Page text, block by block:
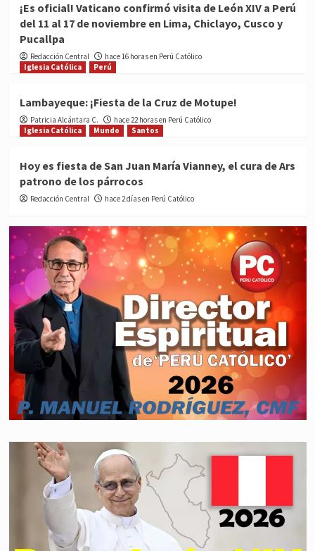
¡Es oficial! Vaticano confirmó visita de León XIV a Perú
del 11 al 17 de noviembre en Lima, Chiclayo, Cusco y
Pucallpa
Redacción Central
hace 16 horas en Perú Católico
Iglesia Católica
Perú
Lambayeque: ¡Fiesta de la Cruz de Motupe!
Patricia Alcántara C.
hace 22 horas en Perú Católico
Iglesia Católica
Mundo Santos
Hoy es fiesta de San Juan María Vianney, el cura de Ars
patrono de los párrocos
Redacción Central hace 2 días en Perú Católico